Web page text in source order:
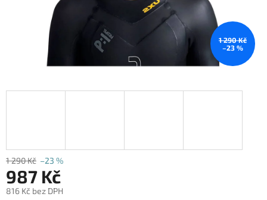
1 290 Kč
–23 %
1 290 Kč –23 %
987 Kč
816 Kč bez DPH